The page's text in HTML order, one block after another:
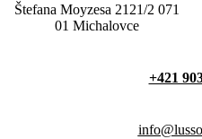
Štefana Moyzesa 2121/2 071
01 Michalovce
+421